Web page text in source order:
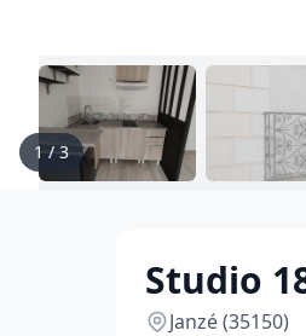
1/3
Studio
Janzé (35150)